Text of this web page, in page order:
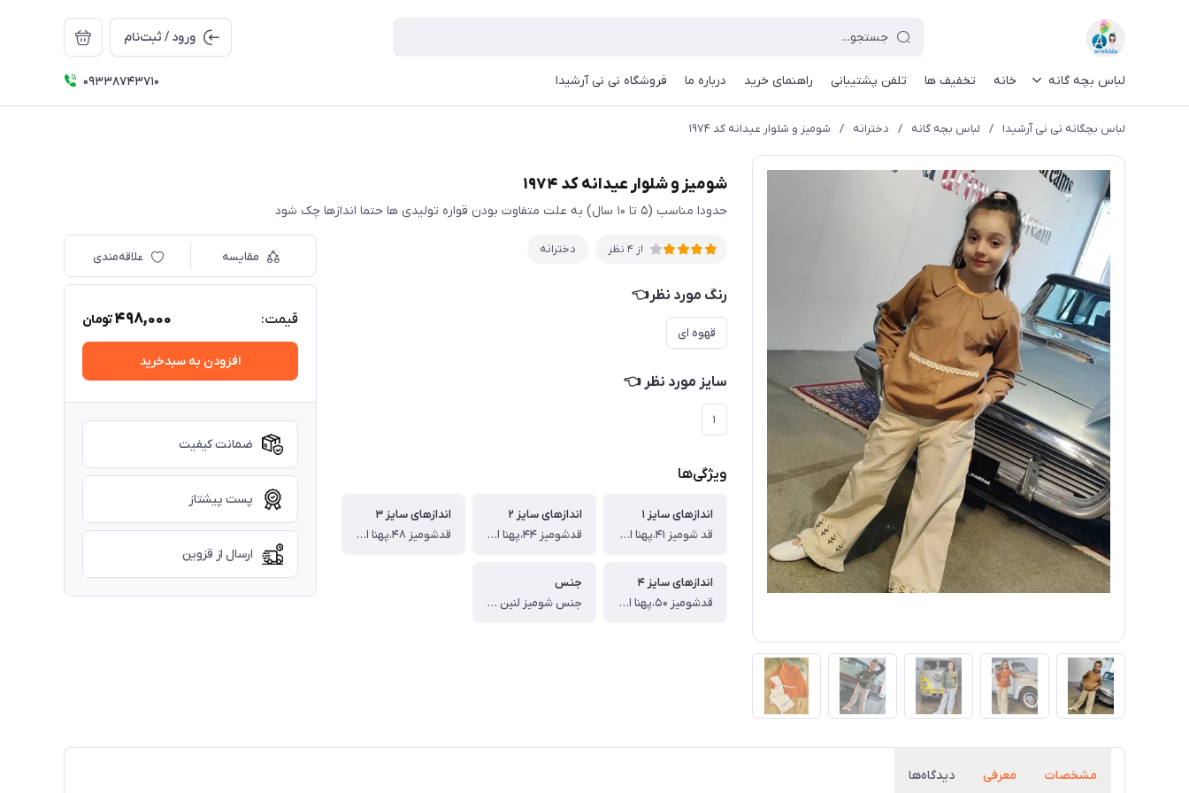
ورود / ثبت‌نام
لباس بچه گانه خانه تخفیف ها تلفن پشتیبانی راهنمای خرید درباره ما فروشگاه نی نی آرشیدا 09338743710
لباس بچگانه نی نی آرشیدا / لباس بچه گانه / دخترانه / شومیز و شلوار عیدانه کد ۱۹۷۴
شومیز و شلوار عیدانه کد ۱۹۷۴
حدودا مناسب (۵ تا ۱۰ سال) به علت متفاوت بودن قواره تولیدی ها حتما اندازها چک شود
از 4 نظر دخترانه
رنگ مورد نظر👈
قهوه ای
سایز مورد نظر 👈
۱
ویژگی‌ها
اندازهای سایز ۱
قد شومیز ۴۱،پهنا از یک طرف ۳۴،قدآستین از سرشونه ۴۰،قدشلوار ۶۸
اندازهای سایز ۲
قدشومیز ۴۴،پهنا از یک طرف۳۵،قدآستین از سرشونه ۴۲،قدشلوار ۷۳
اندازهای سایز ۳
قدشومیز ۴۸،پهنا از یک طرف۳۸،قدآستین از سرشونه ۴۵،قدشلوار ۷۷
اندازهای سایز ۴
قدشومیز ۵۰،پهنا از یک طرف۴۰،قدآستین از سرشونه ۴۸،قدشلوار ۸۱
جنس
جنس شومیز لنین ، جنس شلوار کتان گرم بالا
مقایسه علاقه‌مندی
قیمت: 498,000تومان
افزودن به سبدخرید
ضمانت کیفیت
پست پیشتاز
ارسال از قزوین
مشخصات معرفی دیدگاه‌ها